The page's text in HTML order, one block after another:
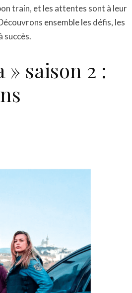
train, et les attentes sont à leur
ensemble les défis, les
succès.
saison 2 :